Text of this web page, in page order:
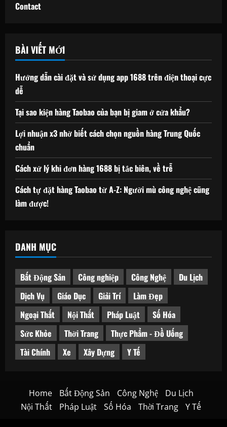
Contact
BÀI VIẾT MỚI
Hướng dẫn cài đặt và sử dụng app 1688 trên điện thoại cực
dễ
Tại sao kiện hàng Taobao của bạn bị giam ở cửa khẩu?
Lợi nhuận x3 nhờ biết cách chọn nguồn hàng Trung Quốc
chuẩn
Cách xử lý khi đơn hàng 1688 bị tắc biên, về trễ
Cách tự đặt hàng Taobao từ A-Z: Người mù công nghệ cũng
làm được!
DANH MỤC
Bất Động Sản Công nghiệp Công Nghệ
Du Lịch
Dịch Vụ
Giáo Dục Giải Trí
Làm Đẹp
Ngoại Thất
Nội Thất Pháp Luật
Số Hóa
Sức Khỏe
Thời Trang
Thực Phẩm - Đồ Uống
Tài Chính
Xe Xây Dựng Y Tế
Home Bất Động Sản Công Nghệ
Du Lịch
Nội Thất
Pháp Luật Số Hóa Thời Trang Y Tế